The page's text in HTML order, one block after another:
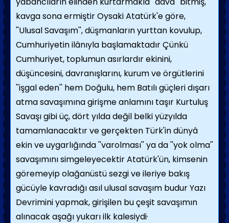
kavga sona ermiştir Oysaki Atatürk'e göre,
''Ulusal Savaşım'', düşmanların yurttan kovulup,
Cumhuriyetin ilânıyla başlamaktadır Çünkü
Cumhuriyet, toplumun asırlardır ekinini,
düşüncesini, davranışlarını, kurum ve örgütlerini
''işgal eden'' hem Doğulu, hem Batılı güçleri dışarı
atma savaşımına girişme anlamını taşır Kurtuluş
Savaşı gibi üç, dört yılda değil belki yüzyılda
tamamlanacaktır ve gerçekten Türk'in dünyâ
ekin ve uygarlığında ''varolması'' ya da ''yok olma''
savaşımını simgeleyecektir Atatürk'ün, kimsenin
göremeyip olağanüstü sezgi ve ileriye bakış
gücüyle kavradığı asıl ulusal savaşım budur Yazı
Devrimini yapmak, girişilen bu çeşit savaşımın
alınacak aşağı yukarı ilk kalesiydi·